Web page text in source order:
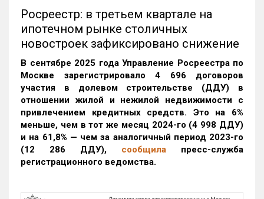
Росреестр: в третьем квартале на
ипотечном рынке столичных
новостроек зафиксировано снижение
В сентябре 2025 года Управление Росреестра по
Москве зарегистрировало 4 696 договоров
участия в долевом строительстве (ДДУ) в
отношении жилой и нежилой недвижимости с
привлечением кредитных средств. Это на 6%
меньше, чем в тот же месяц 2024-го (4 998 ДДУ)
и на 61,8% — чем за аналогичный период 2023-го
(12 286 ДДУ), сообщила пресс-служба
регистрационного ведомства.